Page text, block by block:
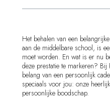
Het behalen van een
aan de middelbare school, is
moet worden. En wat is er nu
deze prestatie te markeren?
belang van een persoonlijk
speciaals voor jou: onze
persoonlijke boodschap.